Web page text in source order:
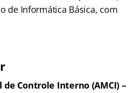
de Informática Básica, com
Controle Interno (AMCI) –